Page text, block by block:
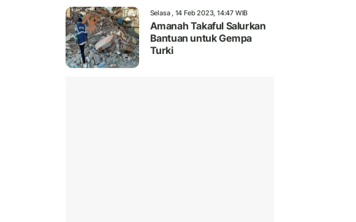
Selasa , 14 Feb 2023, 14:47 WIB
Amanah Takaful Salurkan
Bantuan untuk Gempa
Turki